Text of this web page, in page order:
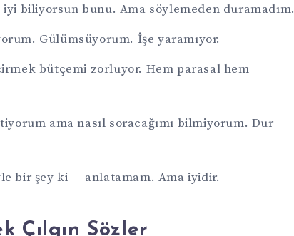
iyi biliyorsun bunu. Ama söylemeden duramadım.
Gülümsüyorum. İşe yaramıyor.
bütçemi zorluyor. Hem parasal hem
ama nasıl soracağımı bilmiyorum. Dur
bir şey ki — anlatamam. Ama iyidir.
Çılgın Sözler